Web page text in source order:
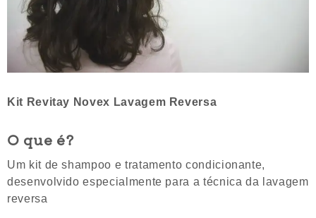
Kit Revitay Novex Lavagem Reversa
O que é?
Um kit de shampoo e tratamento condicionante,
desenvolvido especialmente para a técnica da lavagem
reversa